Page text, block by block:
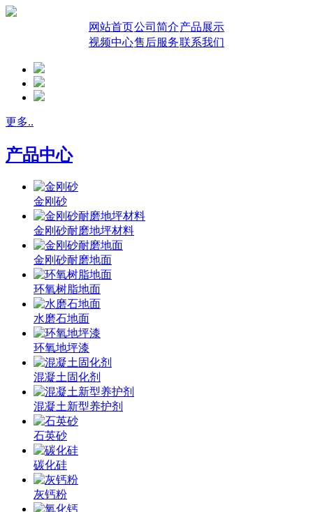
网站首页公司简介产品展示
视频中心售后服务联系我们
更多..
产品中心
金刚砂
金刚砂耐磨地坪材料
金刚砂耐磨地面
环氧树脂地面
水磨石地面
环氧地坪漆
混凝土固化剂
混凝土新型养护剂
石英砂
碳化硅
灰钙粉